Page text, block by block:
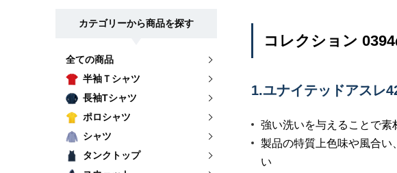
カテゴリーから商品を探す
全ての商品
半袖Ｔシャツ
長袖Tシャツ
ポロシャツ
シャツ
タンクトップ
コレクション
1.ユナイテッドアスレ
強い洗いを与えることで素
製品の特質上色味や風合い
い